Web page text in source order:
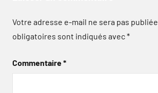
Votre adresse e-mail ne sera pas publiée.
obligatoires sont indiqués avec*
Commentaire*